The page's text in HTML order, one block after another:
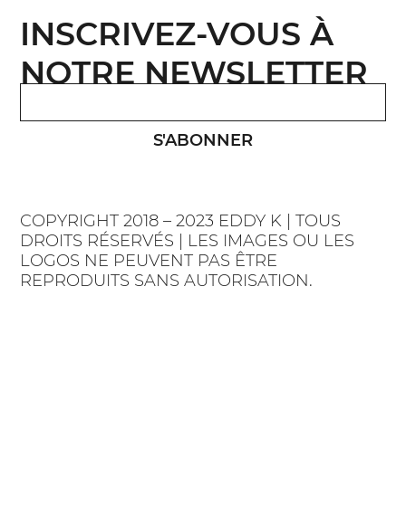
COPYRIGHT 2018 – 2023 EDDY K | TOUS
DROITS RÉSERVÉS | LES IMAGES OU LES
LOGOS NE PEUVENT PAS ÊTRE
REPRODUITS SANS AUTORISATION.
S'ABONNER
INSCRIVEZ-VOUS À
NOTRE NEWSLETTER